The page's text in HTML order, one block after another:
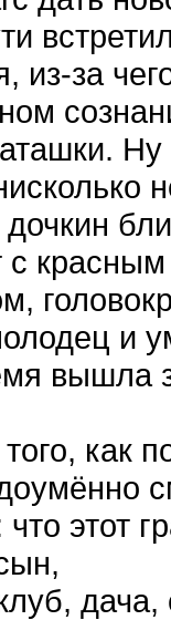
из-за
с красным
и
вышла
как
этот
дача,